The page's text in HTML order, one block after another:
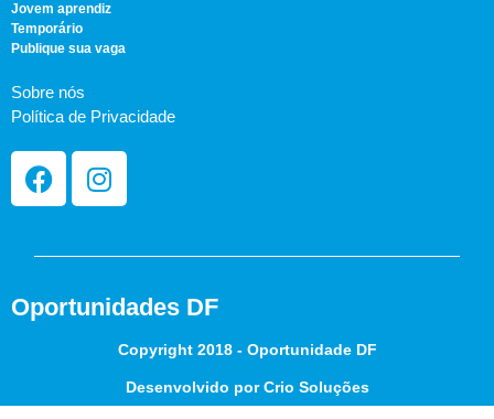
Jovem aprendiz
Temporário
Publique sua vaga
Sobre nós
Política de Privacidade
Oportunidades DF
Copyright 2018 - Oportunidade DF
Desenvolvido por Crio Soluções